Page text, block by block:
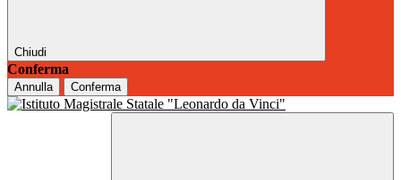
Chiudi
Conferma
Annulla Conferma